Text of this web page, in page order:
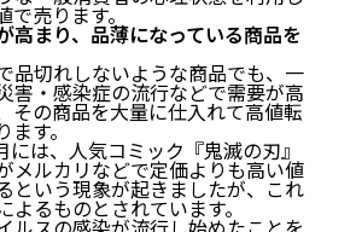
で売ります。
高まり、品薄になっている商品を
品切れしないような商品でも、一
害・感染症の流行などで需要が高
その商品を大量に仕入れて高値転
ます。
は、人気コミック『鬼滅の刃』
メルカリなどで定価よりも高い値
という現象が起きましたが、これ
よるものとされています。